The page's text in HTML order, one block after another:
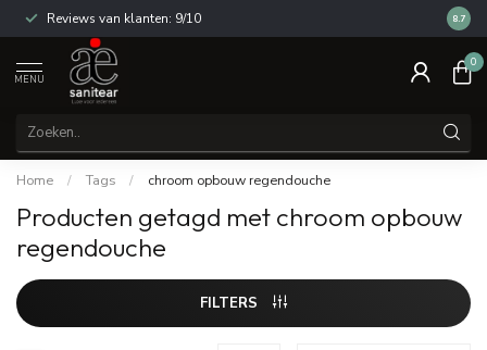
Reviews van klanten: 9/10 14
8.7
MENU
0
Home / Tags / chroom opbouw regendouche
Producten getagd met chroom opbouw
regendouche
FILTERS